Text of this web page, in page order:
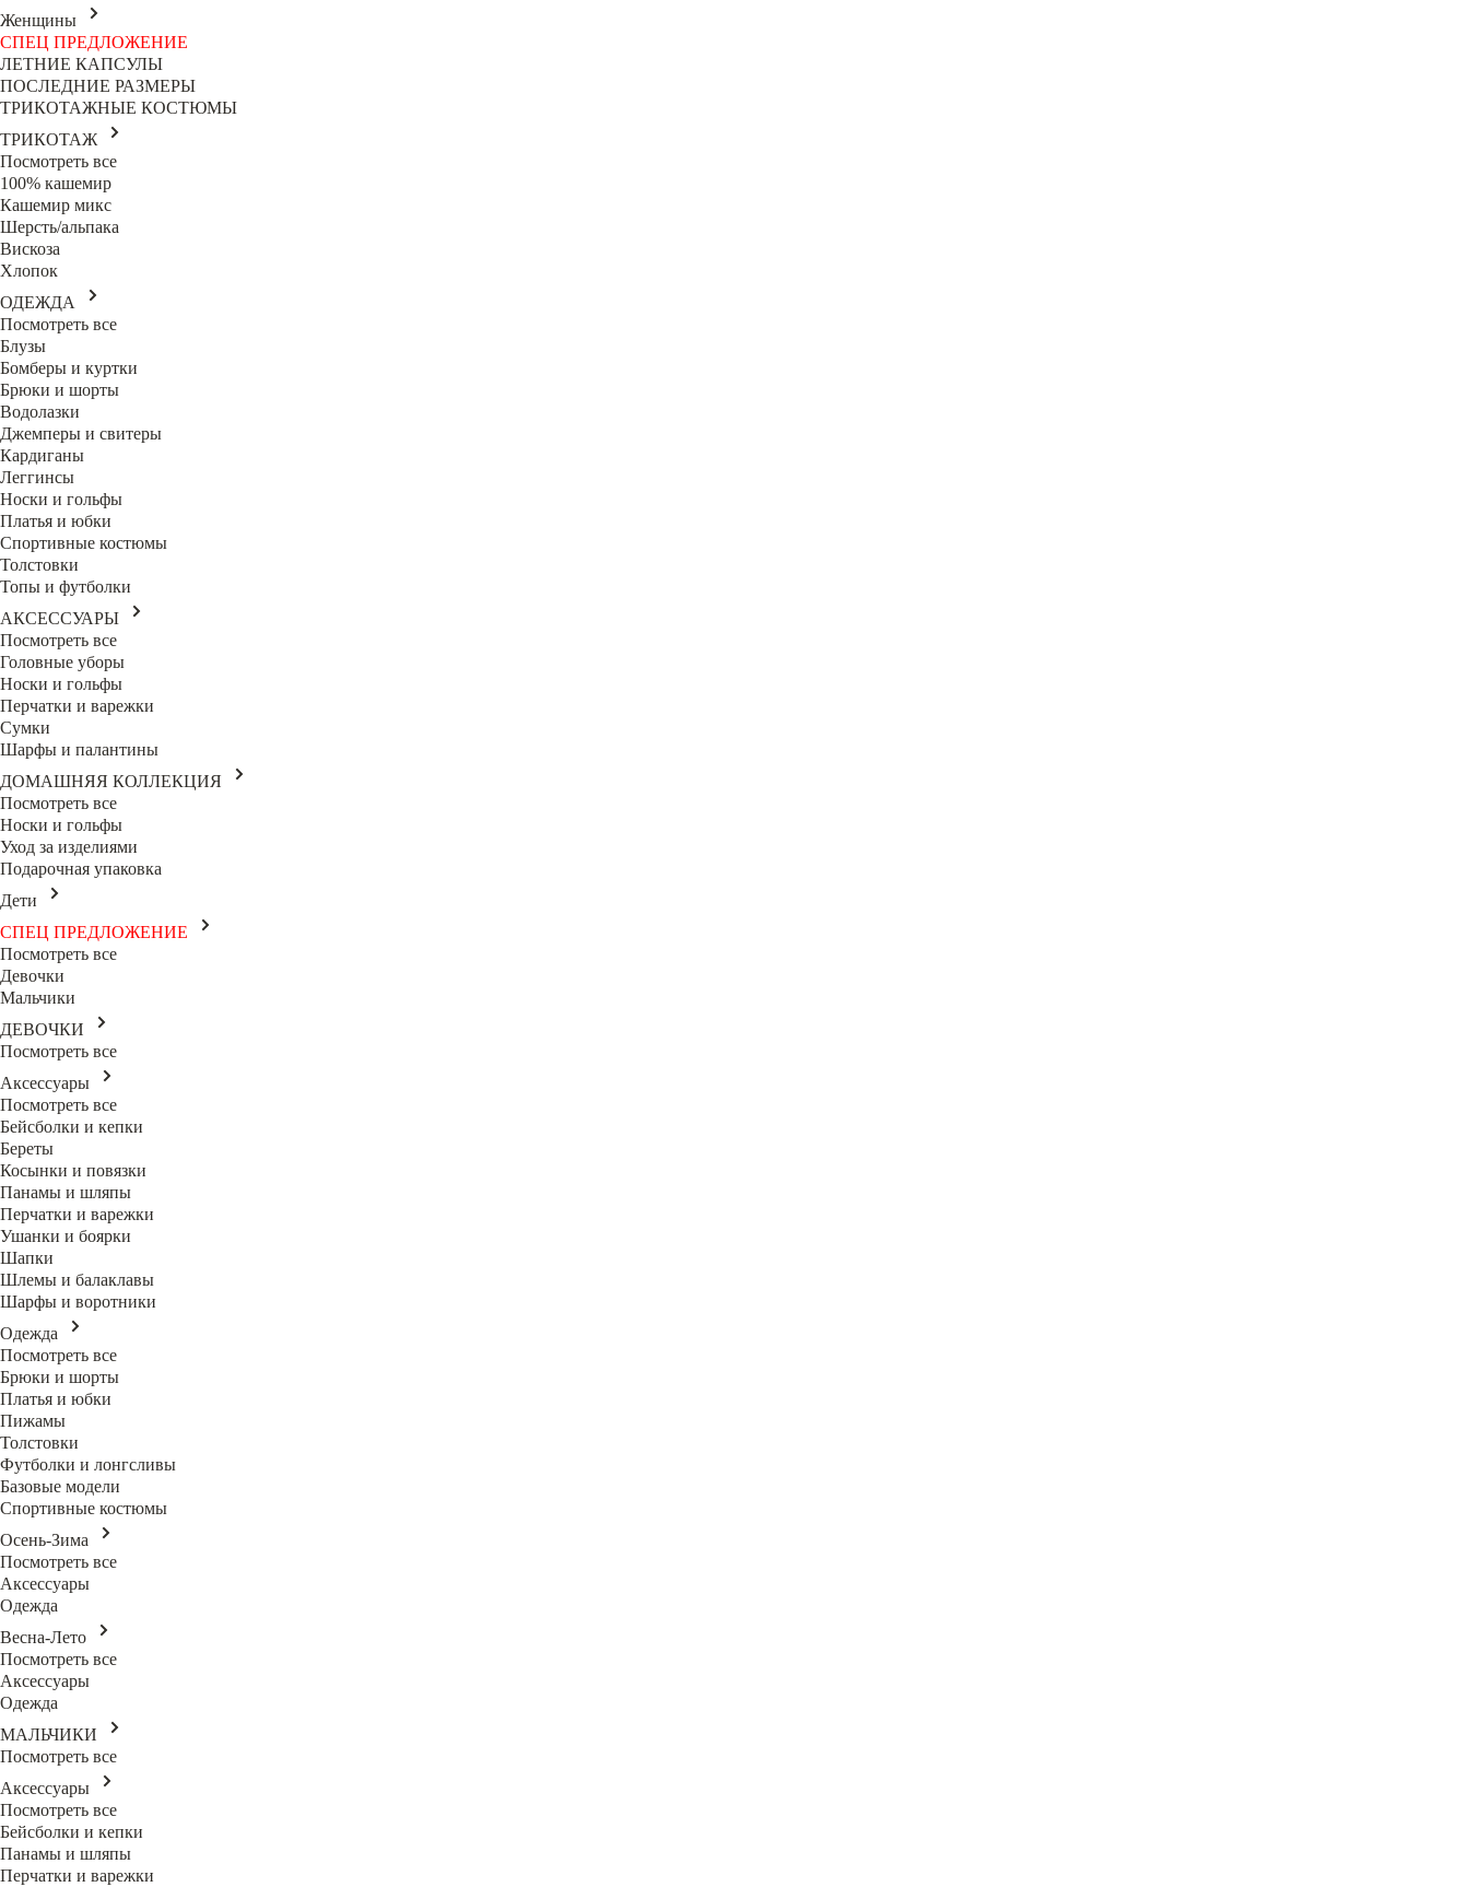
Женщины
СПЕЦ ПРЕДЛОЖЕНИЕ
ЛЕТНИЕ КАПСУЛЫ
ПОСЛЕДНИЕ РАЗМЕРЫ
ТРИКОТАЖНЫЕ КОСТЮМЫ
ТРИКОТАЖ
Посмотреть все
100% кашемир
Кашемир микс
Шерсть/альпака
Вискоза
Хлопок
ОДЕЖДА
Посмотреть все
Блузы
Бомберы и куртки
Брюки и шорты
Водолазки
Джемперы и свитеры
Кардиганы
Леггинсы
Носки и гольфы
Платья и юбки
Спортивные костюмы
Толстовки
Топы и футболки
АКСЕССУАРЫ
Посмотреть все
Головные уборы
Носки и гольфы
Перчатки и варежки
Сумки
Шарфы и палантины
ДОМАШНЯЯ КОЛЛЕКЦИЯ
Посмотреть все
Носки и гольфы
Уход за изделиями
Подарочная упаковка
Дети
СПЕЦ ПРЕДЛОЖЕНИЕ
Посмотреть все
Девочки
Мальчики
ДЕВОЧКИ
Посмотреть все
Аксессуары
Посмотреть все
Бейсболки и кепки
Береты
Косынки и повязки
Панамы и шляпы
Перчатки и варежки
Ушанки и боярки
Шапки
Шлемы и балаклавы
Шарфы и воротники
Одежда
Посмотреть все
Брюки и шорты
Платья и юбки
Пижамы
Толстовки
Футболки и лонгсливы
Базовые модели
Спортивные костюмы
Осень-Зима
Посмотреть все
Аксессуары
Одежда
Весна-Лето
Посмотреть все
Аксессуары
Одежда
МАЛЬЧИКИ
Посмотреть все
Аксессуары
Посмотреть все
Бейсболки и кепки
Панамы и шляпы
Перчатки и варежки